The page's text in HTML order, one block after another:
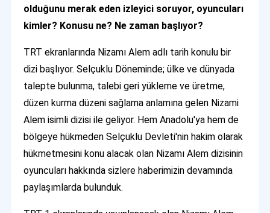
olduğunu merak eden izleyici soruyor, oyuncuları
kimler? Konusu ne? Ne zaman başlıyor?
TRT ekranlarında Nizamı Alem adlı tarih konulu bir
dizi başlıyor. Selçuklu Döneminde; ülke ve dünyada
talepte bulunma, talebi geri yükleme ve üretme,
düzen kurma düzeni sağlama anlamına gelen Nizami
Alem isimli dizisi ile geliyor. Hem Anadolu'ya hem de
bölgeye hükmeden Selçuklu Devleti'nin hakim olarak
hükmetmesini konu alacak olan Nizamı Alem dizisinin
oyuncuları hakkında sizlere haberimizin devamında
paylaşımlarda bulunduk.